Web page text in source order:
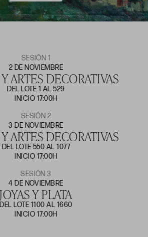
SESIÓN 1
2 DE NOVIEMBRE
ARTES DECORATIVAS
DEL LOTE 1 AL 529
INICIO 17:00H
SESIÓN 2
3 DE NOVIEMBRE
ARTES DECORATIVAS
DEL LOTE 550 AL 1077
INICIO 17:00H
SESIÓN 3
4 DE NOVIEMBRE
JOYAS Y PLATA
DEL LOTE 1100 AL 1660
INICIO 17:00H